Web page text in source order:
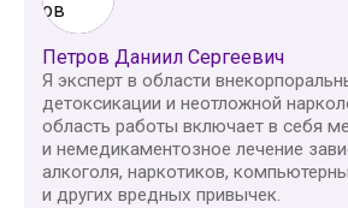
Петров Даниил Сергеевич
Я эксперт в области
детоксикации и неотложной
область работы включает в себя
и немедикаментозное лечение
алкоголя, наркотиков,
и других вредных привычек.